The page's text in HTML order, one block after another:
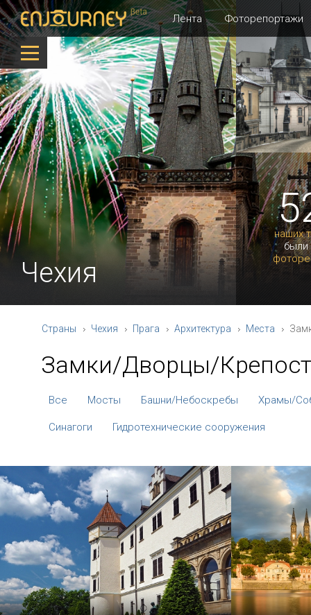
Лента Фоторепортажи
наших
были
Чехия
Страны Чехия Прага Архитектура Места
Замки/Дворцы/
Все Мосты Башни/Небоскребы Храмы/
Синагоги Гидротехнические сооружения